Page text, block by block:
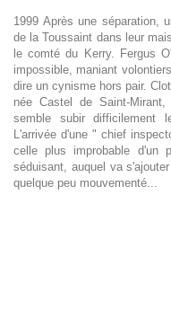
1999 Après une séparation,
de la Toussaint dans leur
le comté du Kerry. Fergus
impossible, maniant
dire un cynisme hors pair.
née Castel de Saint-
semble subir difficilement
L'arrivée d'une " chief
celle plus improbable d'un
séduisant, auquel va
quelque peu mouvementé...